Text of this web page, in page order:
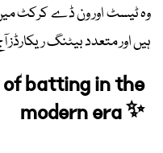
وہ ٹیسٹ اور ون ڈے کرکٹ
ہیں اور متعدد بیٹنگ ریکارڈز
batting in the
modern era ✨